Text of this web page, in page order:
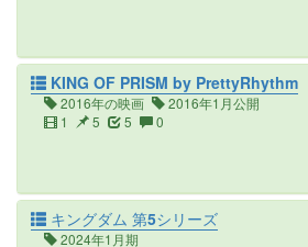
KING OF PRISM by PrettyRhythm
2016年の映画
2016年1月公開
1
5 5 0
キングダム 第5シリーズ
2024年1月期